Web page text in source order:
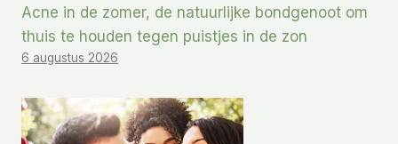
Acne in de zomer, de natuurlijke bondgenoot om
thuis te houden tegen puistjes in de zon
6 augustus 2026